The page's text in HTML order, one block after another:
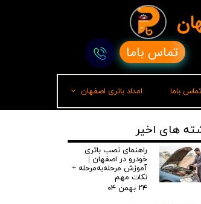
تماس باما امداد باتری اصفهان
تماس باما
های اخیر
راهنمای نصب باتری
خودرو در اصفهان |
آموزش مرحله‌به‌مرحله +
نکات مهم
۲۴ بهمن ۰۴